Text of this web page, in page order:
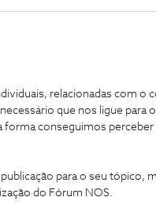
relacionadas com o
que nos ligue para
forma conseguimos
para o seu tópico,
do Fórum NOS.